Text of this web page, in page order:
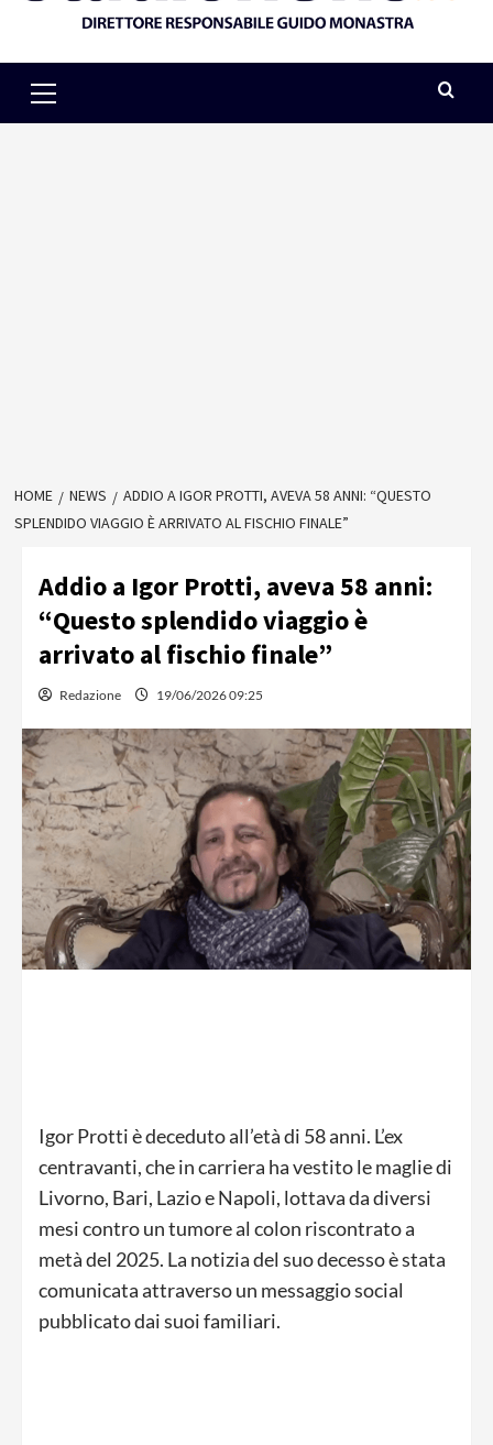
Menu
HOME NEWS
ADDIO A IGOR PROTTI, AVEVA 58 ANNI: “QUESTO
SPLENDIDO VIAGGIO È ARRIVATO AL FISCHIO FINALE”
Addio a Igor Protti, aveva 58 anni:
“Questo splendido viaggio è
arrivato al fischio finale”
Redazione 19/06/2026 09:25
Igor Protti è deceduto all’età di 58 anni. L’ex
centravanti, che in carriera ha vestito le maglie di
Livorno, Bari, Lazio e Napoli, lottava da diversi
mesi contro un tumore al colon riscontrato a
metà del 2025. La notizia del suo decesso è stata
comunicata attraverso un messaggio social
pubblicato dai suoi familiari.